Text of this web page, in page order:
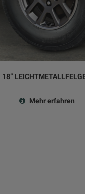
18”
Mehr erfahren